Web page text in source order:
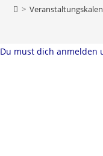
>
Du must dich anmelden